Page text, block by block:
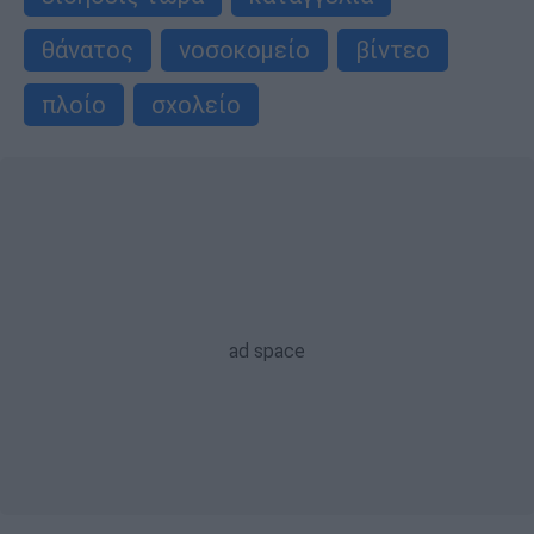
θάνατος
νοσοκομείο
βίντεο
πλοίο
σχολείο